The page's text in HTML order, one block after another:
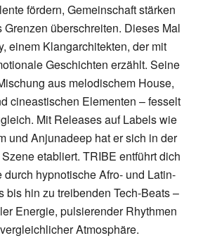
fördern, Gemeinschaft stärken
Grenzen überschreiten. Dieses Mal
einem Klangarchitekten, der mit
Geschichten erzählt. Seine
aus melodischem House,
cineastischen Elementen – fesselt
Mit Releases auf Labels wie
und Anjunadeep hat er sich in der
etabliert. TRIBE entführt dich
hypnotische Afro- und Latin-
bis hin zu treibenden Tech-Beats –
Energie, pulsierender Rhythmen
Atmosphäre.